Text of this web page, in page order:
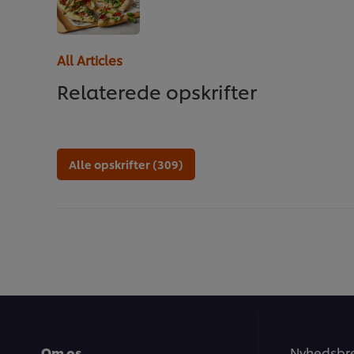
All Articles
Relaterede opskrifter
Alle opskrifter (309)